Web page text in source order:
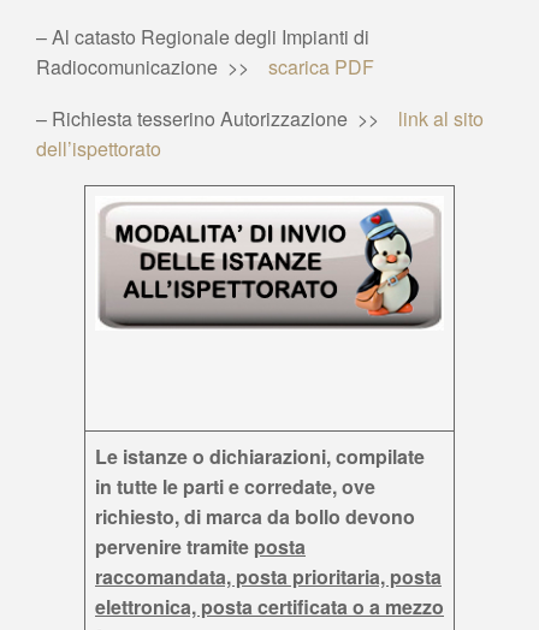
– Al catasto Regionale degli Impianti di
Radiocomunicazione >> scarica PDF
– Richiesta tesserino Autorizzazione >> link al sito
dell’ispettorato
Le istanze o dichiarazioni, compilate
in tutte le parti e corredate, ove
richiesto, di marca da bollo devono
pervenire tramite posta
raccomandata, posta prioritaria, posta
elettronica, posta certificata o a mezzo